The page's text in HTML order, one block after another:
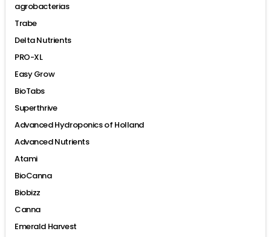
agrobacterias
Trabe
Delta Nutrients
PRO-XL
Easy Grow
BioTabs
Superthrive
Advanced Hydroponics of Holland
Advanced Nutrients
Atami
BioCanna
Biobizz
Canna
Emerald Harvest